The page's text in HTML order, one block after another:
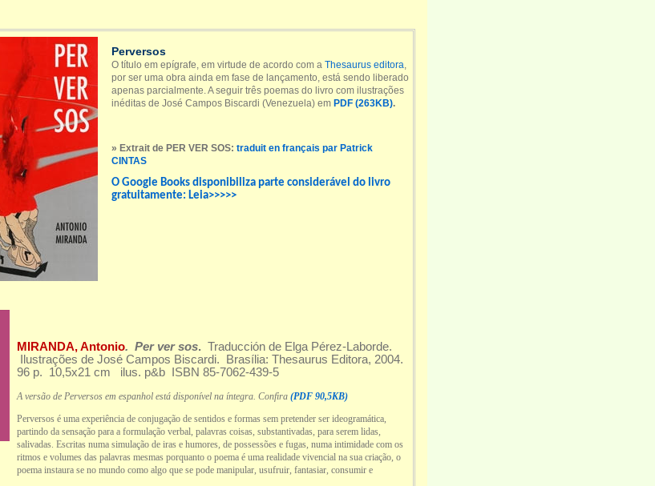
Perversos
O título em epígrafe, em virtude de acordo com a Thesaurus editora,
por ser uma obra ainda em fase de lançamento, está sendo liberado
apenas parcialmente. A seguir três poemas do livro com ilustrações
inéditas de José Campos Biscardi (Venezuela) em PDF (263KB).
» Extrait de PER VER SOS: traduit en français par Patrick
CINTAS
O Google Books disponibiliza parte considerável do livro
gratuitamente: Leia>>>>>
MIRANDA, Antonio. Per ver sos. Traducción de Elga Pérez-Laborde.
Ilustrações de José Campos Biscardi. Brasília: Thesaurus Editora, 2004.
96 p. 10,5x21 cm ilus. p&b ISBN 85-7062-439-5
A versão de Perversos em espanhol está disponível na íntegra. Confira (PDF 90,5KB)
Perversos é uma experiência de conjugação de sentidos e formas sem pretender ser ideogramática,
partindo da sensação para a formulação verbal, palavras coisas, substantivadas, para serem lidas,
salivadas. Escritas numa simulação de iras e humores, de possessões e fugas, numa intimidade com os
ritmos e volumes das palavras mesmas porquanto o poema é uma realidade vivencial na sua criação, o
poema instaura se no mundo como algo que se pode manipular, usufruir, fantasiar, consumir e